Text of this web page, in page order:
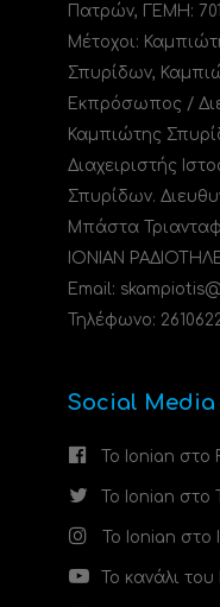
Πατρών, ΓΕΜΗ:
Μέτοχοι:
Σπυρίδων,
Εκπρόσωπος /
Καμπιώτης
Διαχειριστής
Σπυρίδων.
Μπάστα
ΙΟΝΙΑΝ
Email:
Τηλέφωνο:
Social Media
Το Ionian στο
Το Ionian στο
Το Ionian στο
Το κανάλι